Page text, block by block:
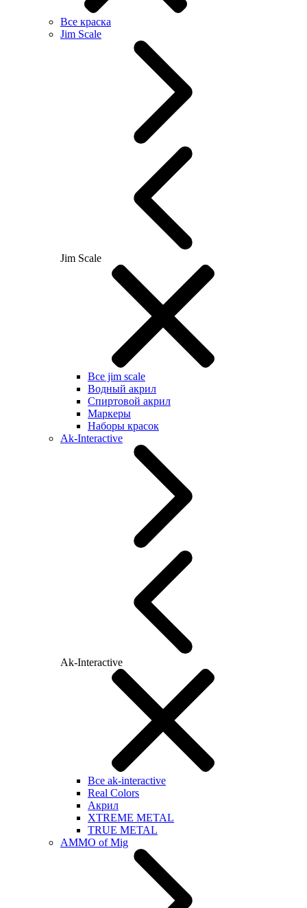
Все краска
Jim Scale
Jim Scale
Все jim scale
Водный акрил
Спиртовой акрил
Маркеры
Наборы красок
Ak-Interactive
Ak-Interactive
Все ak-interactive
Real Colors
Акрил
XTREME METAL
TRUE METAL
AMMO of Mig